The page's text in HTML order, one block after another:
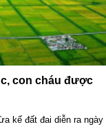
con cháu được
kế đất đai diễn ra ngày